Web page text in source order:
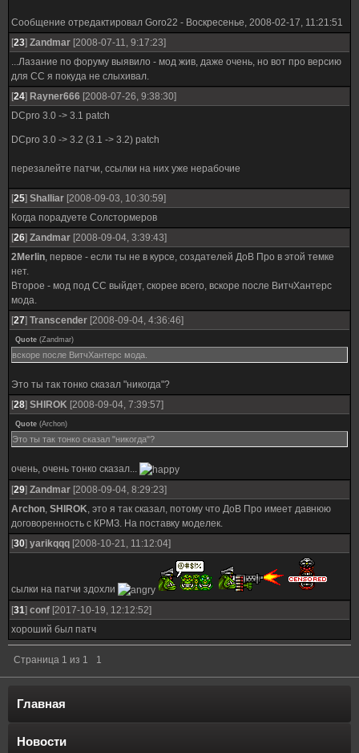
Сообщение отредактировал Goro22 - Воскресенье, 2008-02-17, 11:21:51
[23] Zandmar [2008-07-11, 9:17:23]
...Лазание по форуму выявило - мод жив, даже очень, но вот про версию
для СС я покуда не слыхивал.
[24] Rayner666 [2008-07-26, 9:38:30]
DCpro 3.0 -> 3.1 patch
DCpro 3.0 -> 3.2 (3.1 -> 3.2) patch
перезалейте патчи, ссылки на них уже нерабочие
[25] Shalliar [2008-09-03, 10:30:59]
Когда порадуете Солстормеров
[26] Zandmar [2008-09-04, 3:39:43]
2Merlin, первое - если ты не в курсе, создателей ДоВ Про в этой темке
нет.
Второе - мод под СС выйдет, скорее всего, вскоре после ВитчХантерс
мода.
[27] Transcender [2008-09-04, 4:36:46]
Quote (Zandmar)
вскоре после ВитчХантерс мода.
Это ты так тонко сказал "никогда"?
[28] SHIROK [2008-09-04, 7:39:57]
Quote (Archon)
Это ты так тонко сказал "никогда"?
очень, очень тонко сказал...
[29] Zandmar [2008-09-04, 8:29:23]
Archon, SHIROK, это я так сказал, потому что ДоВ Про имеет давнюю
договоренность с КРМЗ. На поставку моделек.
[30] yarikqqq [2008-10-21, 11:12:04]
сылки на патчи здохли
[31] conf [2017-10-19, 12:12:52]
хороший был патч
Страница 1 из 1 1
Главная
Новости